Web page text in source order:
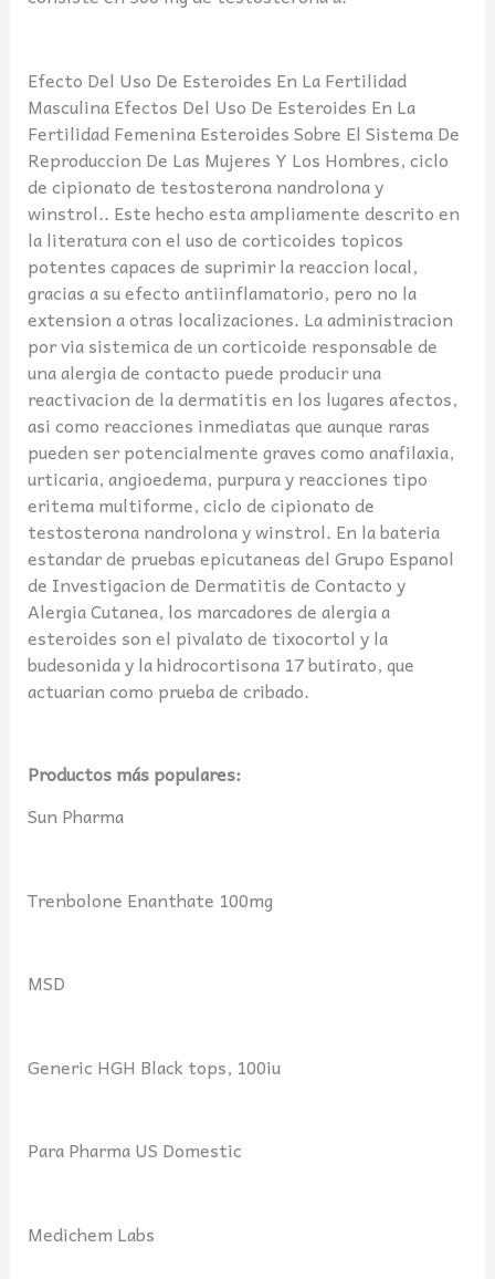
Efecto Del Uso De Esteroides En La Fertilidad
Masculina Efectos Del Uso De Esteroides En La
Fertilidad Femenina Esteroides Sobre El Sistema De
Reproduccion De Las Mujeres Y Los Hombres, ciclo
de cipionato de testosterona nandrolona y
winstrol.. Este hecho esta ampliamente descrito en
la literatura con el uso de corticoides topicos
potentes capaces de suprimir la reaccion local,
gracias a su efecto antiinflamatorio, pero no la
extension a otras localizaciones. La administracion
por via sistemica de un corticoide responsable de
una alergia de contacto puede producir una
reactivacion de la dermatitis en los lugares afectos,
asi como reacciones inmediatas que aunque raras
pueden ser potencialmente graves como anafilaxia,
urticaria, angioedema, purpura y reacciones tipo
eritema multiforme, ciclo de cipionato de
testosterona nandrolona y winstrol. En la bateria
estandar de pruebas epicutaneas del Grupo Espanol
de Investigacion de Dermatitis de Contacto y
Alergia Cutanea, los marcadores de alergia a
esteroides son el pivalato de tixocortol y la
budesonida y la hidrocortisona 17 butirato, que
actuarian como prueba de cribado.
Productos más populares:
Sun Pharma
Trenbolone Enanthate 100mg
MSD
Generic HGH Black tops, 100iu
Para Pharma US Domestic
Medichem Labs